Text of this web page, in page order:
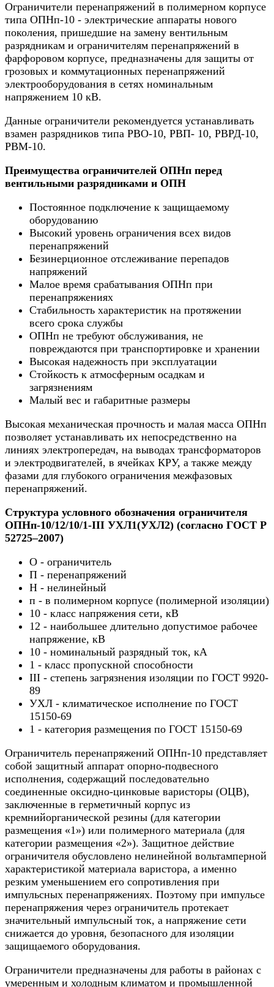
Ограничители перенапряжений в полимерном корпусе
типа ОПНп-10 - электрические аппараты нового
поколения, пришедшие на замену вентильным
разрядникам и ограничителям перенапряжений в
фарфоровом корпусе, предназначены для защиты от
грозовых и коммутационных перенапряжений
электрооборудования в сетях номинальным
напряжением 10 кВ.
Данные ограничители рекомендуется устанавливать
взамен разрядников типа РВО-10, РВП- 10, РВРД-10,
РВМ-10.
Преимущества ограничителей ОПНп перед
вентильными разрядниками и ОПН
Постоянное подключение к защищаемому
оборудованию
Высокий уровень ограничения всех видов
перенапряжений
Безинерционное отслеживание перепадов
напряжений
Малое время срабатывания ОПНп при
перенапряжениях
Стабильность характеристик на протяжении
всего срока службы
ОПНп не требуют обслуживания, не
повреждаются при транспортировке и хранении
Высокая надежность при эксплуатации
Стойкость к атмосферным осадкам и
загрязнениям
Малый вес и габаритные размеры
Высокая механическая прочность и малая масса ОПНп
позволяет устанавливать их непосредственно на
линиях электропередач, на выводах трансформаторов
и электродвигателей, в ячейках КРУ, а также между
фазами для глубокого ограничения межфазовых
перенапряжений.
Структура условного обозначения ограничителя
ОПНп-10/12/10/1-III УХЛ1(УХЛ2) (согласно ГОСТ Р
52725–2007)
О - ограничитель
П - перенапряжений
Н - нелинейный
п - в полимерном корпусе (полимерной изоляции)
10 - класс напряжения сети, кВ
12 - наибольшее длительно допустимое рабочее
напряжение, кВ
10 - номинальный разрядный ток, кА
1 - класс пропускной способности
III - степень загрязнения изоляции по ГОСТ 9920-
89
УХЛ - климатическое исполнение по ГОСТ
15150-69
1 - категория размещения по ГОСТ 15150-69
Ограничитель перенапряжений ОПНп-10 представляет
собой защитный аппарат опорно-подвесного
исполнения, содержащий последовательно
соединенные оксидно-цинковые варисторы (ОЦВ),
заключенные в герметичный корпус из
кремнийорганической резины (для категории
размещения «1») или полимерного материала (для
категории размещения «2»). Защитное действие
ограничителя обусловлено нелинейной вольтамперной
характеристикой материала варистора, а именно
резким уменьшением его сопротивления при
импульсных перенапряжениях. Поэтому при импульсе
перенапряжения через ограничитель протекает
значительный импульсный ток, а напряжение сети
снижается до уровня, безопасного для изоляции
защищаемого оборудования.
Ограничители предназначены для работы в районах с
умеренным и холодным климатом и промышленной